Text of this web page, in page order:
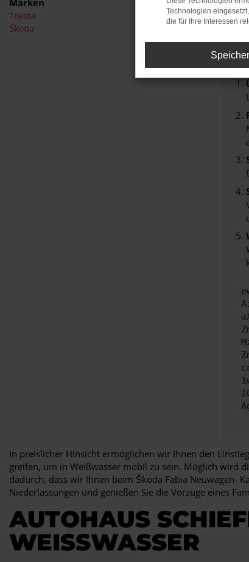
Marken
Toyota
Škoda
In preislicher Hinsicht ermöglichen wir Ihnen den
greifen, um in Weißwasser mobil zu sein. Möglich wird
dadurch, dass wir Ihnen beim Škoda Fabia Neuwagen-
Niederlassungen und genießen Sie die Vorzüge eines
AUTOHAUS
WEISSWASSER
Technologien
die für Ihre Interessen